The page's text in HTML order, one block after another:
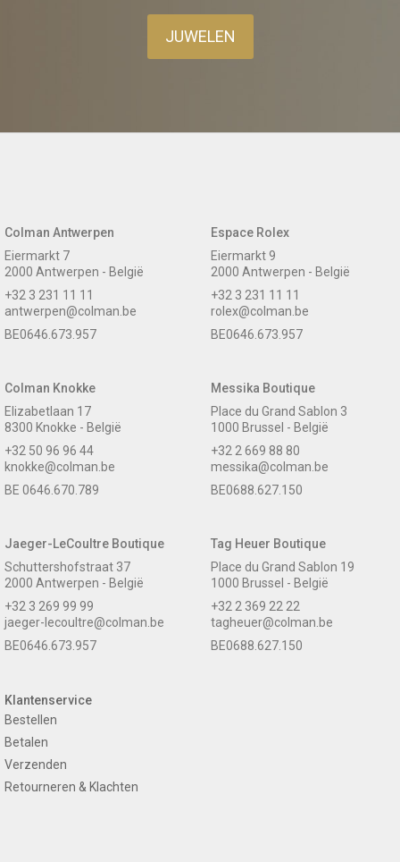
JUWELEN
Colman Antwerpen
Eiermarkt 7
2000 Antwerpen - België
+32 3 231 11 11
antwerpen@colman.be
BE0646.673.957
Espace Rolex
Eiermarkt 9
2000 Antwerpen - België
+32 3 231 11 11
rolex@colman.be
BE0646.673.957
Colman Knokke
Elizabetlaan 17
8300 Knokke - België
+32 50 96 96 44
knokke@colman.be
BE 0646.670.789
Messika Boutique
Place du Grand Sablon 3
1000 Brussel - België
+32 2 669 88 80
messika@colman.be
BE0688.627.150
Jaeger-LeCoultre Boutique
Schuttershofstraat 37
2000 Antwerpen - België
+32 3 269 99 99
jaeger-lecoultre@colman.be
BE0646.673.957
Tag Heuer Boutique
Place du Grand Sablon 19
1000 Brussel - België
+32 2 369 22 22
tagheuer@colman.be
BE0688.627.150
Klantenservice
Bestellen
Betalen
Verzenden
Retourneren & Klachten